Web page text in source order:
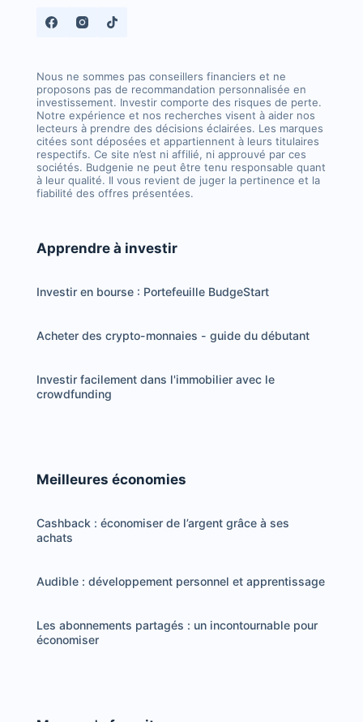
Nous ne sommes pas conseillers financiers et ne
proposons pas de recommandation personnalisée en
investissement. Investir comporte des risques de perte.
Notre expérience et nos recherches visent à aider nos
lecteurs à prendre des décisions éclairées. Les marques
citées sont déposées et appartiennent à leurs titulaires
respectifs. Ce site n’est ni affilié, ni approuvé par ces
sociétés. Budgenie ne peut être tenu responsable quant
à leur qualité. Il vous revient de juger la pertinence et la
fiabilité des offres présentées.
Apprendre à investir
Investir en bourse : Portefeuille BudgeStart
Acheter des crypto-monnaies - guide du débutant
Investir facilement dans l'immobilier avec le
crowdfunding
Meilleures économies
Cashback : économiser de l’argent grâce à ses
achats
Audible : développement personnel et apprentissage
Les abonnements partagés : un incontournable pour
économiser